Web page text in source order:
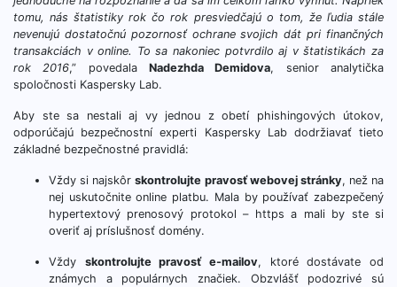
tomu, nás štatistiky rok čo rok presviedčajú o tom, že ľudia stále
nevenujú dostatočnú pozornosť ochrane svojich dát pri finančných
transakciách v online. To sa nakoniec potvrdilo aj v štatistikách za
rok 2016,” povedalaNadezhda Demidova, senior analytička
spoločnosti Kaspersky Lab.
Aby ste sa nestali aj vy jednou z obetí phishingových útokov,
odporúčajú bezpečnostní experti Kaspersky Lab dodržiavať tieto
základné bezpečnostné pravidlá:
Vždy si najskôrskontrolujte pravosť webovej stránky, než na
nej uskutočnite online platbu. Mala by používať zabezpečený
hypertextový prenosový protokol – https a mali by ste si
overiť aj príslušnosť domény.
Vždy skontrolujte pravosť e-mailov, ktoré dostávate od
známych a populárnych značiek. Obzvlášť podozrivé sú